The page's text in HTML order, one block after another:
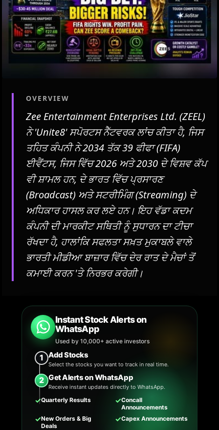
OVERVIEW
Zee Entertainment Enterprises Ltd. (ZEEL)
ਨੇ 'Unite8' ਸਪੋਰਟਸ ਨੈੱਟਵਰਕ ਲਾਂਚ ਕੀਤਾ ਹੈ, ਜਿਸ
ਤਹਿਤ ਕੰਪਨੀ ਨੇ 2034 ਤੱਕ 39 ਫੀਫਾ (FIFA)
ਈਵੈਂਟਸ, ਜਿਸ ਵਿੱਚ 2026 ਅਤੇ 2030 ਦੇ ਵਿਸ਼ਵ ਕੱਪ
ਵੀ ਸ਼ਾਮਲ ਹਨ, ਦੇ ਭਾਰਤ ਵਿੱਚ ਪ੍ਰਸਾਰਣ
(Broadcast) ਅਤੇ ਸਟਰੀਮਿੰਗ (Streaming) ਦੇ
ਅਧਿਕਾਰ ਹਾਸਲ ਕਰ ਲਏ ਹਨ। ਇਹ ਵੱਡਾ ਕਦਮ
ਕੰਪਨੀ ਦੀ ਮਾਰਕੀਟ ਸਥਿਤੀ ਨੂੰ ਸੁਧਾਰਨ ਦਾ ਟੀਚਾ
ਰੱਖਦਾ ਹੈ, ਹਾਲਾਂਕਿ ਸਫਲਤਾ ਸਖ਼ਤ ਮੁਕਾਬਲੇ ਵਾਲੇ
ਭਾਰਤੀ ਮੀਡੀਆ ਬਾਜ਼ਾਰ ਵਿੱਚ ਦੇਰ ਰਾਤ ਦੇ ਮੈਚਾਂ ਤੋਂ
ਕਮਾਈ ਕਰਨ 'ਤੇ ਨਿਰਭਰ ਕਰੇਗੀ।
Instant Stock Alerts on
WhatsApp
Used by 10,000+ active investors
1 Add Stocks
Select the stocks you want to track in real time.
2 Get Alerts on WhatsApp
Receive instant updates directly to WhatsApp.
✓Quarterly Results ✓Concall
Announcements
✓New Orders & Big
Deals
✓Capex Announcements